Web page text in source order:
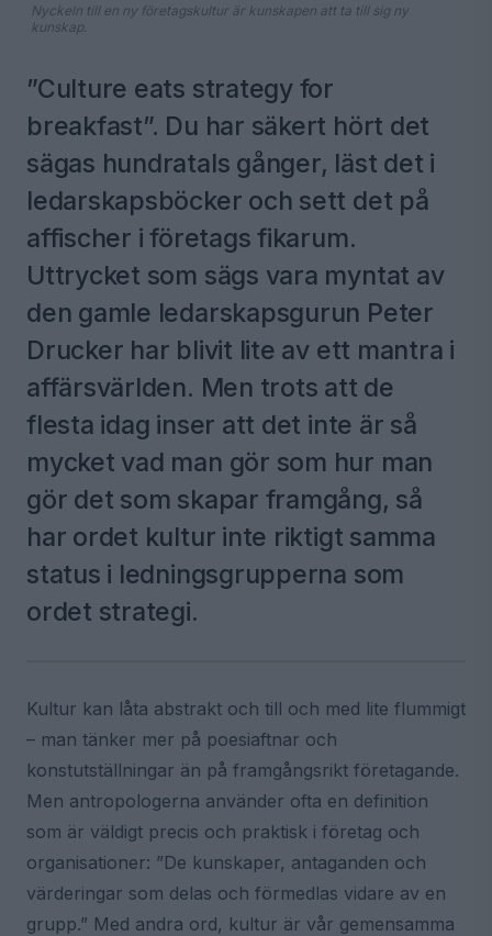
Nyckeln till en ny företagskultur är kunskapen att ta till sig ny
kunskap.
”Culture eats strategy for
breakfast”. Du har säkert hört det
sägas hundratals gånger, läst det i
ledarskapsböcker och sett det på
affischer i företags fikarum.
Uttrycket som sägs vara myntat av
den gamle ledarskapsgurun Peter
Drucker har blivit lite av ett mantra i
affärsvärlden. Men trots att de
flesta idag inser att det inte är så
mycket vad man gör som hur man
gör det som skapar framgång, så
har ordet kultur inte riktigt samma
status i ledningsgrupperna som
ordet strategi.
Kultur kan låta abstrakt och till och med lite flummigt
– man tänker mer på poesiaftnar och
konstutställningar än på framgångsrikt företagande.
Men antropologerna använder ofta en definition
som är väldigt precis och praktisk i företag och
organisationer: ”De kunskaper, antaganden och
värderingar som delas och förmedlas vidare av en
grupp.” Med andra ord, kultur är vår gemensamma